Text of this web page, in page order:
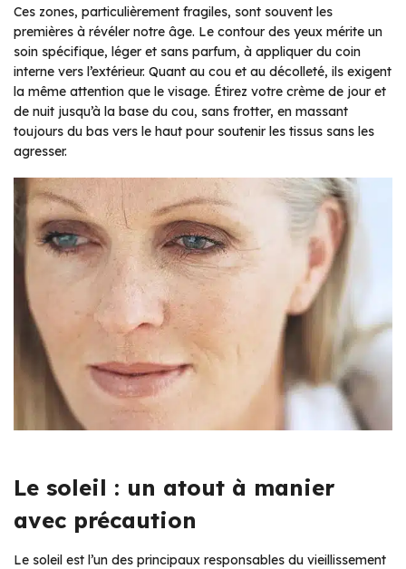
Ces zones, particulièrement fragiles, sont souvent les
premières à révéler notre âge. Le contour des yeux mérite un
soin spécifique, léger et sans parfum, à appliquer du coin
interne vers l’extérieur. Quant au cou et au décolleté, ils exigent
la même attention que le visage. Étirez votre crème de jour et
de nuit jusqu’à la base du cou, sans frotter, en massant
toujours du bas vers le haut pour soutenir les tissus sans les
agresser.
Le soleil : un atout à manier
avec précaution
Le soleil est l’un des principaux responsables du vieillissement